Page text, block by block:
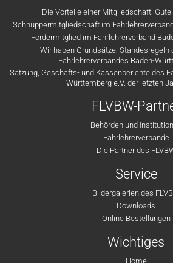
Die Vorteile einer Mitgliedschaft:
Schnuppermitgliedschaft im
Fördermitglied im Fahrlehrerverband
Wir haben Grundsätze: Standesregeln
Fahrlehrerverbandes Baden-
Satzung, Geschäfts- und Kassenberichte des
Württemberg e.V. der letzten
FLVBW-
Behörden und
Fahrlehrerverbände
Die Partner des
Service
Bildergalerien des
Downloads
Online Bestellungen
Wichtiges
Home